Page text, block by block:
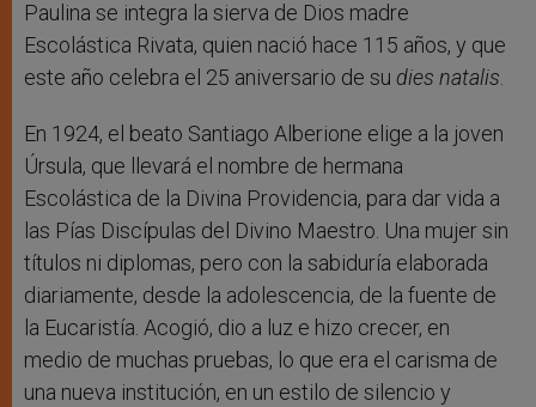
Paulina se integra la sierva de Dios madre
Escolástica Rivata, quien nació hace 115 años, y que
este año celebra el 25 aniversario de su dies natalis.
En 1924, el beato Santiago Alberione elige a la joven
Úrsula, que llevará el nombre de hermana
Escolástica de la Divina Providencia, para dar vida a
las Pías Discípulas del Divino Maestro. Una mujer sin
títulos ni diplomas, pero con la sabiduría elaborada
diariamente, desde la adolescencia, de la fuente de
la Eucaristía. Acogió, dio a luz e hizo crecer, en
medio de muchas pruebas, lo que era el carisma de
una nueva institución, en un estilo de silencio y